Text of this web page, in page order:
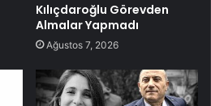
Kılıçdaroğlu Görevden
Almalar Yapmadı
Ağustos 7, 2026